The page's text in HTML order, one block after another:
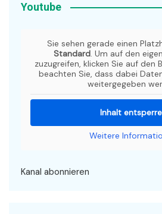
Youtube
Sie sehen gerade einen
Standard. Um auf den
zuzugreifen, klicken Sie auf den
beachten Sie, dass dabei
weitergegeben
Inhalt
Weitere
Kanal abonnieren